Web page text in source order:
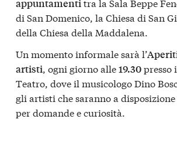
appuntamenti
di San Domenico, la Chiesa di San
della Chiesa della Maddalena.
Un momento informale sarà l’
artisti, ogni giorno alle19.30presso
Teatro, dove il musicologo Dino
gli artisti che saranno a
per domande e curiosità.